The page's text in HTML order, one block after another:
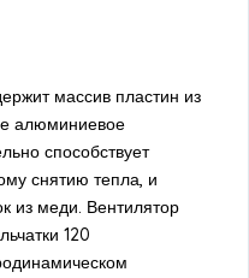
массив пластин из
алюминиевое
способствует
снятию тепла, и
из меди. Вентилятор
120